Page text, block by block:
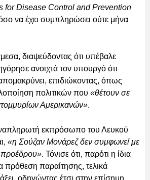
for Disease Control and Prevention
να έχει συμπληρώσει ούτε μήνα
διαψεύδοντας ότι υπέβαλε
ανοιχτά τον υπουργό ότι
επιδιώκοντας, όπως
πολιτικών που «θέτουν σε
Αμερικανών».
εκπρόσωπο του Λευκού
«η Σούζαν Μονάρεζ δεν συμφωνεί με
. Τόνισε ότι, παρότι η ίδια
πρόθεση παραίτησης, τελικά
οδηγώντας έτσι στην επίσημη